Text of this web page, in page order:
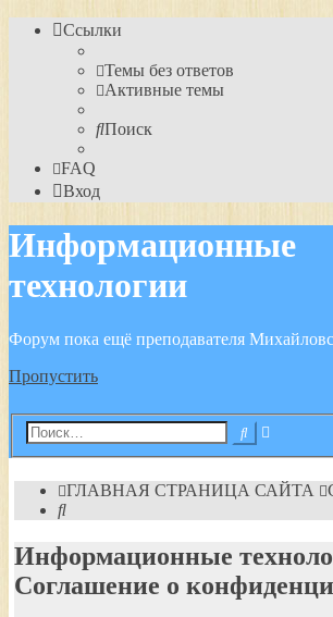
Ссылки
Темы без ответов
Активные темы
Поиск
FAQ
Вход
Информационные
технологии
Форум пока ещё преподавателя
Пропустить
Поиск
ГЛАВНАЯ СТРАНИЦА САЙТА
Поиск
Информационные
Соглашение о